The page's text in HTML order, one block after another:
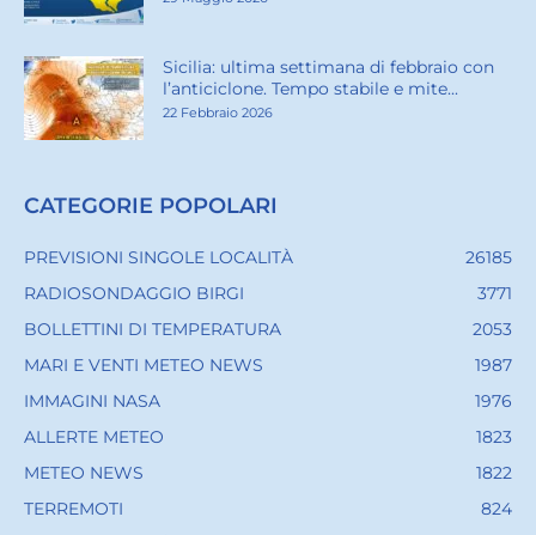
Sicilia: ultima settimana di febbraio con
l’anticiclone. Tempo stabile e mite...
22 Febbraio 2026
CATEGORIE POPOLARI
PREVISIONI SINGOLE LOCALITÀ
26185
RADIOSONDAGGIO BIRGI
3771
BOLLETTINI DI TEMPERATURA
2053
MARI E VENTI METEO NEWS
1987
IMMAGINI NASA
1976
ALLERTE METEO
1823
METEO NEWS
1822
TERREMOTI
824